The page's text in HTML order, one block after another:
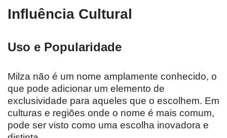
Influência Cultural
Uso e Popularidade
Milza não é um nome amplamente conhecido, o
que pode adicionar um elemento de
exclusividade para aqueles que o escolhem. Em
culturas e regiões onde o nome é mais comum,
pode ser visto como uma escolha inovadora e